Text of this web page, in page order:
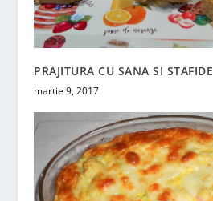
PRAJITURA CU SANA SI STAFIDE
martie 9, 2017